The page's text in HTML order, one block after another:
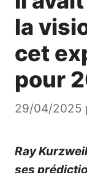
la
cet
pour
29/04/2025
Ray
ses